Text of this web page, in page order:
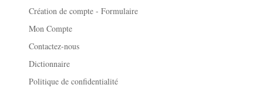
Création de compte - Formulaire
Mon Compte
Contactez-nous
Dictionnaire
Politique de confidentialité